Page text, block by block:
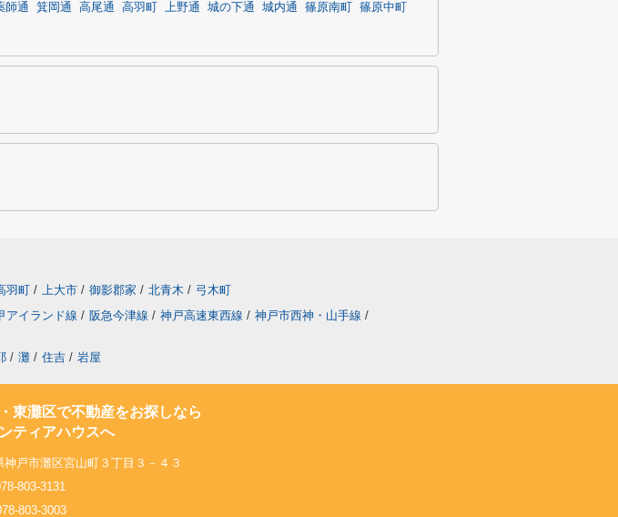
師通 箕岡通 高尾通 高羽町 上野通 城の下通 城内通 篠原南町
篠原中町
羽町 / 上大市 / 御影郡家 / 北青木 / 弓木町
アイランド線 / 阪急今津線 / 神戸高速東西線 / 神戸市西神・山手線 /
/ 灘 / 住吉 / 岩屋
東灘区で不動産をお探しなら
ティアハウスへ
神戸市灘区宮山町３丁目３－４３
803-3131
803-3003